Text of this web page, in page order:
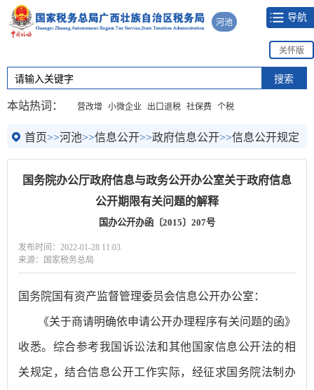
河池
导航
关怀版
本站热词： 营改增 小微企业 出口退税 社保费 个税
首页>>河池>>信息公开>>政府信息公开>>信息公开规定
国务院办公厅政府信息与政务公开办公室关于政府信息
公开期限有关问题的解释
国办公开办函〔2015〕207号
发布时间：2022-01-28 11:03
来源：国家税务总局
国务院国有资产监督管理委员会信息公开办公室：
《关于商请明确依申请公开办理程序有关问题的函》
收悉。综合参考我国诉讼法和其他国家信息公开法的相
关规定，结合信息公开工作实际，经征求国务院法制办